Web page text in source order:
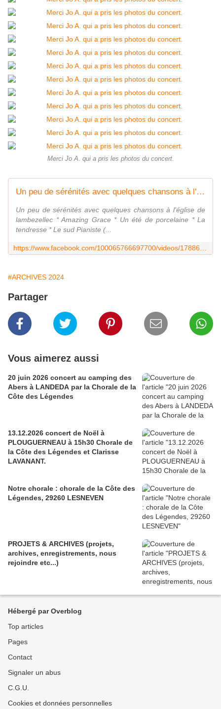
Merci Jo A. qui a pris les photos du concert.
Un peu de sérénités avec quelques chansons à l'église de lambezellec * Amazing Grace * Un été de porcelaine * La tendresse * Le sud Pianiste (... | By Valstarzik | Facebook
Un peu de sérénités avec quelques chansons à l'église de
lambezellec * Amazing Grace * Un été de porcelaine * La
tendresse * Le sud Pianiste (...
#ARCHIVES 2024
Partager
Vous aimerez aussi
20 juin 2026 concert au camping des
Abers à LANDEDA par la Chorale de la
Côte des Légendes
13.12.2026 concert de Noël à
PLOUGUERNEAU à 15h30 Chorale de
la Côte des Légendes et Clarisse
LAVANANT.
Notre chorale : chorale de la Côte des
Légendes, 29260 LESNEVEN
PROJETS & ARCHIVES (projets,
archives, enregistrements, nous
rejoindre etc...)
Hébergé par Overblog
Top articles
Pages
Contact
Signaler un abus
C.G.U.
Cookies et données personnelles